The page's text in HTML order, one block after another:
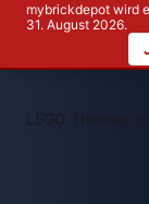
mybrickdepot wird
31. August 2026.
LEGO Themen >